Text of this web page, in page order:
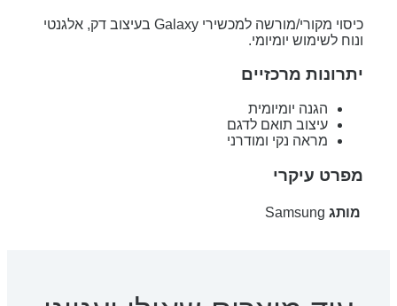
כיסוי מקורי/מורשה למכשירי Galaxy בעיצוב דק, אלגנטי
ונוח לשימוש יומיומי.
יתרונות מרכזיים
הגנה יומיומית
עיצוב תואם לדגם
מראה נקי ומודרני
מפרט עיקרי
מותג Samsung